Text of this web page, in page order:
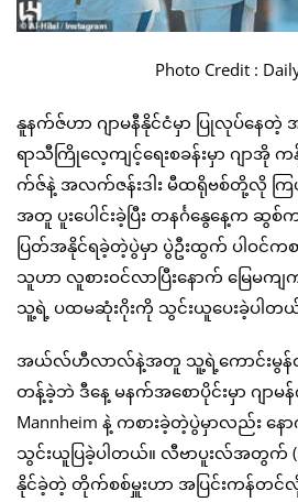
Photo Credit :
နူနက်ဇ်ဟာ ဂျာမနီနိုင်ငံမှာ ပြုလုပ်န
ရာသီကြိုလေ့ကျင့်ရေးစခန်းမှာ ဂျာ
က်ဇ်နဲ့ အလက်ဇန်းဒါး မီထရိုဗစ်တို့လို ကြ
အတူ ပူးပေါင်းခဲ့ပြီး တနင်္ဂနွေနေ့က ဆွစ်
ပြတ်အနိုင်ရခဲ့တဲ့ပွဲမှာ ပွဲဦးထွက် ပါဝင်က
သူဟာ လူစားဝင်လာပြီးနောက် မြေမ
သူ့ရဲ့ ပထမဆုံးဂိုးကို သွင်းယူပေးခဲ့ပါတ
အယ်လ်ဟီလာလ်နဲ့အတူ သူ့ရဲ့ကောင်းမွန်
တန့်ခဲ့ဘဲ ဒီနေ့ မနက်အစောပိုင်းမှာ ဂျာမ
Mannheim နဲ့ ကစားခဲ့တဲ့ပွဲမှာလည်း န
သွင်းယူပြခဲ့ပါတယ်။ လီဗာပူးလ်အတွက် (၁
နိုင်ခဲ့တဲ့ တိုက်စစ်မှူးဟာ အပြင်းကန်တ